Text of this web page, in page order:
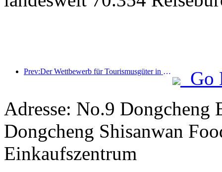
Prev:Der Wettbewerb für Tourismusgüter in China wurde erfolgreich in Xiangtan, Hunan, abgehalten.
Go
Adresse: No.9 Dongcheng
Dongcheng Shisanwan
Einkaufszentrum